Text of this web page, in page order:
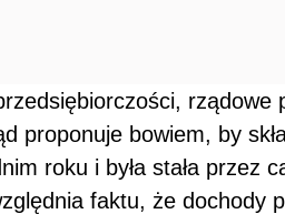
rządowe
proponuje bowiem, by
roku i była stała przez
faktu, że dochody